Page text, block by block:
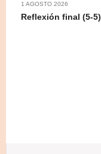
1 AGOSTO 2026
Reflexión final (5-5)